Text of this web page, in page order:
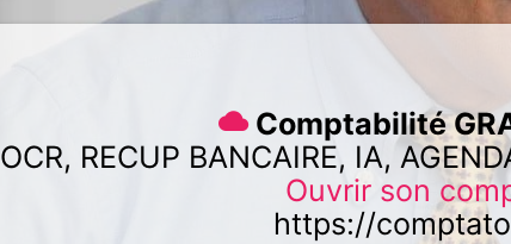
Comptabilité
OCR, RECUP BANCAIRE, IA,
Ouvrir son
https://